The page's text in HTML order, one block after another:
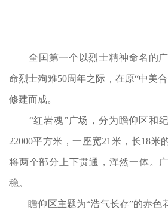
全国第一个以烈士精神命名的广
命烈士殉难50周年之际，在原“中美
修建而成。
“红岩魂”广场，分为瞻仰区和纪
22000平方米，一座宽21米，长18米
将两个部分上下贯通，浑然一体。
稳。
瞻仰区主题为“浩气长存”的赤色